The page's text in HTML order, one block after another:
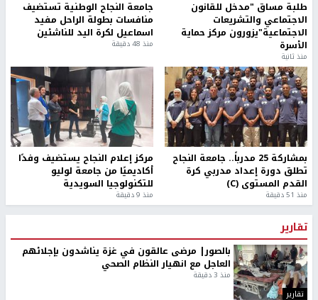
طلبة مساق "مدخل للقانون
الاجتماعي والتشريعات
الاجتماعية"يزورون مركز حماية
الأسرة
منذ ثانية
جامعة النجاح الوطنية تستضيف
منافسات بطولة الراحل مفيد
اسماعيل لكرة اليد للناشئين
منذ 48 دقيقة
بمشاركة 25 مدرباً.. جامعة النجاح
تطلق دورة إعداد مدربي كرة
القدم المستوى (C)
منذ 51 دقيقة
مركز إعلام النجاح يستضيف وفدًا
أكاديميًا من جامعة لوليو
للتكنولوجيا السويدية
منذ 9 دقيقة
تقارير
تقارير
بالصور| مرضى عالقون في غزة يناشدون بإجلائهم
العاجل مع انهيار النظام الصحي
منذ 3 دقيقة